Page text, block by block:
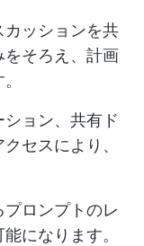
カッションを共
そろえ、計画
ョン、共有ド
セスにより、
ロンプトのレ
になります。